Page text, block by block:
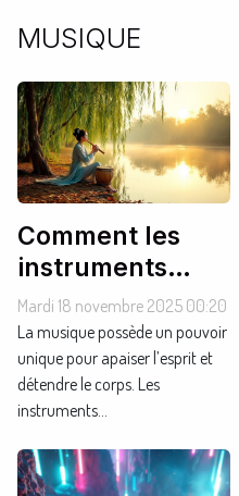
MUSIQUE
Comment les
instruments
traditionnels
favorisent-ils la
relaxation ?
Mardi 18 novembre 2025 00:20
La musique possède un pouvoir
unique pour apaiser l’esprit et
détendre le corps. Les
instruments...